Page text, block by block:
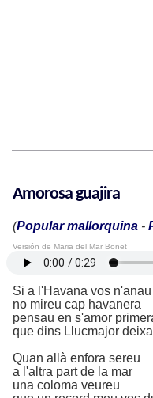
Amorosa guajira
(Popular mallorquina -
Versión de Maria del Mar Bonet
Si a l'Havana vos n'anau
no mireu cap havanera
pensau en s'amor
que dins Llucmajor
Quan allà enfora sereu
a l'altra part de la mar
una coloma veureu